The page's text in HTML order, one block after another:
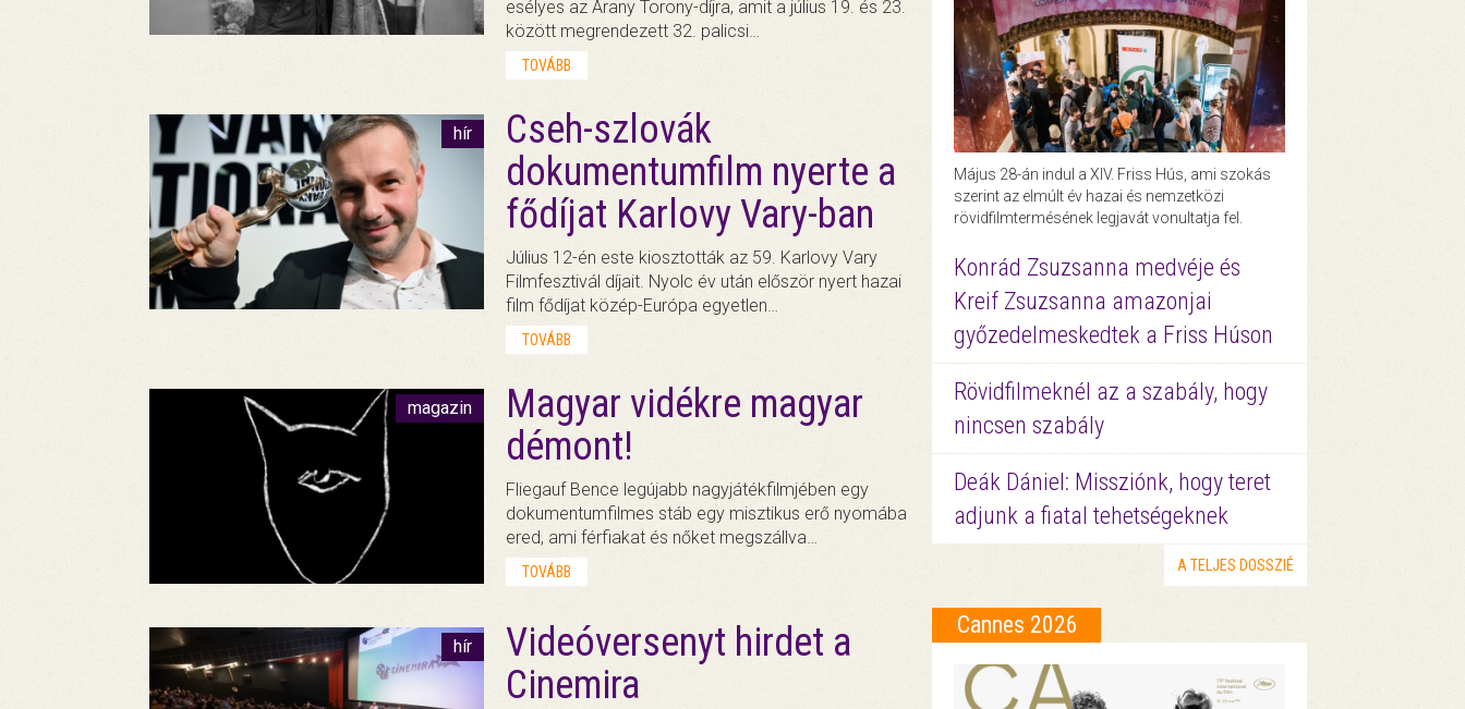
esélyes az Arany Torony-díjra, amit a július 19. és 23.
között megrendezett 32. palicsi…
TOVÁBB
hír
Cseh-szlovák
dokumentumfilm nyerte a
fődíjat Karlovy Vary-ban
Július 12-én este kiosztották az 59. Karlovy Vary
Filmfesztivál díjait. Nyolc év után először nyert hazai
film fődíjat közép-Európa egyetlen…
TOVÁBB
magazin
Magyar vidékre magyar
démont!
Fliegauf Bence legújabb nagyjátékfilmjében egy
dokumentumfilmes stáb egy misztikus erő nyomába
ered, ami férfiakat és nőket megszállva…
TOVÁBB
hír
Videóversenyt hirdet a
Cinemira
Május 28-án indul a XIV. Friss Hús, ami szokás
szerint az elmúlt év hazai és nemzetközi
rövidfilmtermésének legjavát vonultatja fel.
Konrád Zsuzsanna medvéje és
Kreif Zsuzsanna amazonjai
győzedelmeskedtek a Friss Húson
Rövidfilmeknél az a szabály, hogy
nincsen szabály
Deák Dániel: Missziónk, hogy teret
adjunk a fiatal tehetségeknek
A TELJES DOSSZIÉ
Cannes 2026